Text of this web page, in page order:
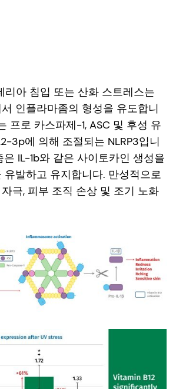
리아 침입 또는 산화 스트레스는
인플라마좀의 형성을 유도합니
프로 카스파제-1, ASC 및 후성 유
3p에 의해 조절되는 NLRP3입니
IL-1b와 같은 사이토카인 생성을
유발하고 유지합니다. 만성적으로
극, 피부 조직 손상 및 조기 노화